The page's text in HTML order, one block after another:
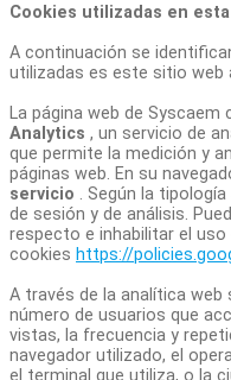
Cookies utilizadas en
A continuación se
utilizadas es este sitio web
La página web de
Analytics , un servicio de
que permite la medición y
páginas web. En su
servicio . Según la
de sesión y de análisis.
respecto e inhabilitar el uso
cookies https://
A través de la analítica
número de usuarios que
vistas, la frecuencia y
navegador utilizado, el
el terminal que utiliza, o la